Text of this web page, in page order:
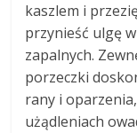
kaszlem i
przynieść ulgę
zapalnych.
porzeczki
rany i
użądleniach